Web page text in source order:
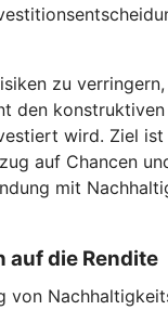
zu
den
wird. Ziel
auf Chancen
mit
auf die Rendite
von